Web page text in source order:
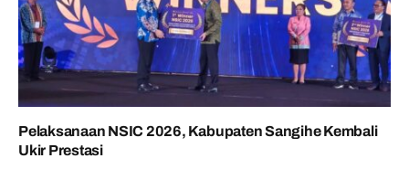
Pelaksanaan NSIC 2026, Kabupaten Sangihe Kembali
Ukir Prestasi